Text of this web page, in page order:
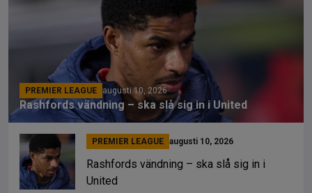
PREMIER LEAGUE augusti 10, 2026
Rashfords vändning – ska slå sig in i United
PREMIER LEAGUE augusti 10, 2026
Rashfords vändning – ska slå sig in i
United